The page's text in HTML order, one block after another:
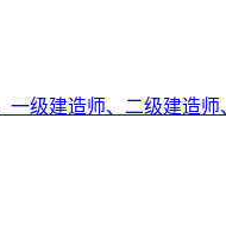
级建造师、二级建造